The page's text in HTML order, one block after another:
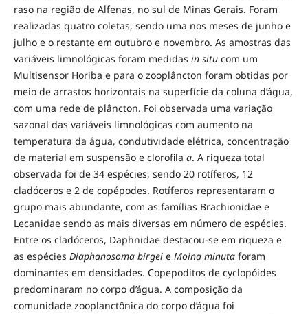
raso na região de Alfenas, no sul de Minas Gerais. Foram
realizadas quatro coletas, sendo uma nos meses de junho e
julho e o restante em outubro e novembro. As amostras das
variáveis limnológicas foram medidas in situcom um
Multisensor Horiba e para o zooplâncton foram obtidas por
meio de arrastos horizontais na superfície da coluna d’água,
com uma rede de plâncton. Foi observada uma variação
sazonal das variáveis limnológicas com aumento na
temperatura da água, condutividade elétrica, concentração
de material em suspensão e clorofila a. A riqueza total
observada foi de 34 espécies, sendo 20 rotíferos, 12
cladóceros e 2 de copépodes. Rotíferos representaram o
grupo mais abundante, com as famílias Brachionidae e
Lecanidae sendo as mais diversas em número de espécies.
Entre os cladóceros, Daphnidae destacou-se em riqueza e
as espécies Diaphanosoma birgei eMoina minuta foram
dominantes em densidades. Copepoditos de cyclopóides
predominaram no corpo d’água. A composição da
comunidade zooplanctônica do corpo d’água foi